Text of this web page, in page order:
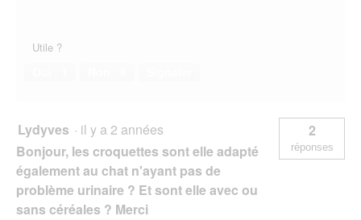
Utile ?
Lydyves · il y a 2 années
Bonjour, les croquettes sont elle adapté
également au chat n'ayant pas de
problème urinaire ? Et sont elle avec ou
sans céréales ? Merci
2
réponses